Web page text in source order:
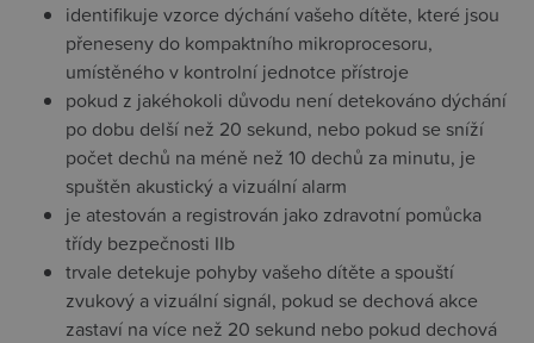
identifikuje vzorce dýchání vašeho dítěte, které jsou
přeneseny do kompaktního mikroprocesoru,
umístěného v kontrolní jednotce přístroje
pokud z jakéhokoli důvodu není detekováno dýchání
po dobu delší než 20 sekund, nebo pokud se sníží
počet dechů na méně než 10 dechů za minutu, je
spuštěn akustický a vizuální alarm
je atestován a registrován jako zdravotní pomůcka
třídy bezpečnosti IIb
trvale detekuje pohyby vašeho dítěte a spouští
zvukový a vizuální signál, pokud se dechová akce
zastaví na více než 20 sekund nebo pokud dechová